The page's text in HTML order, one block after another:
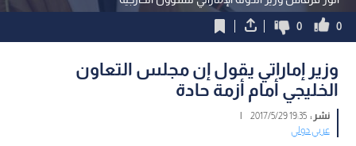
0
0
وزير إماراتي يقول إن مجلس التعاون
الخليجي أمام أزمة حادة
نشر :19:35 2017/5/29
|
عربي دولي